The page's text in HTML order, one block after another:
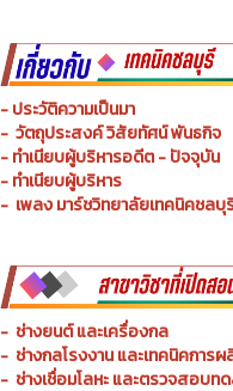
- ประวัติความเป็นมา
- วัตถุประสงค์ วิสัยทัศน์ พันธกิจ
- ทำเนียบผู้บริหารอดีต - ปัจจุบัน
- ทำเนียบผู้บริหาร
- เพลง มาร์ชวิทยาลัยเทคนิคชลบุ
- ช่างยนต์ และเครื่องกล
- ช่างกลโรงงาน และเทคนิคการ
- ช่างเชื่อมโลหะ และตรวจสอบท